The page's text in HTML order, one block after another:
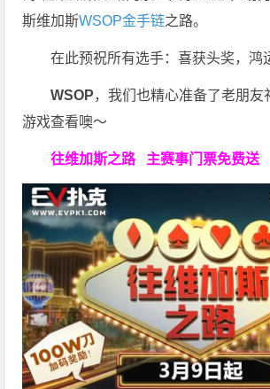
斯维加斯WSOP金手链之路。
在此预祝所有选手：喜获头奖，鸿
WSOP，我们也精心准备了老朋友
游戏查看噢～
往维加斯之路 主赛事门票免费送